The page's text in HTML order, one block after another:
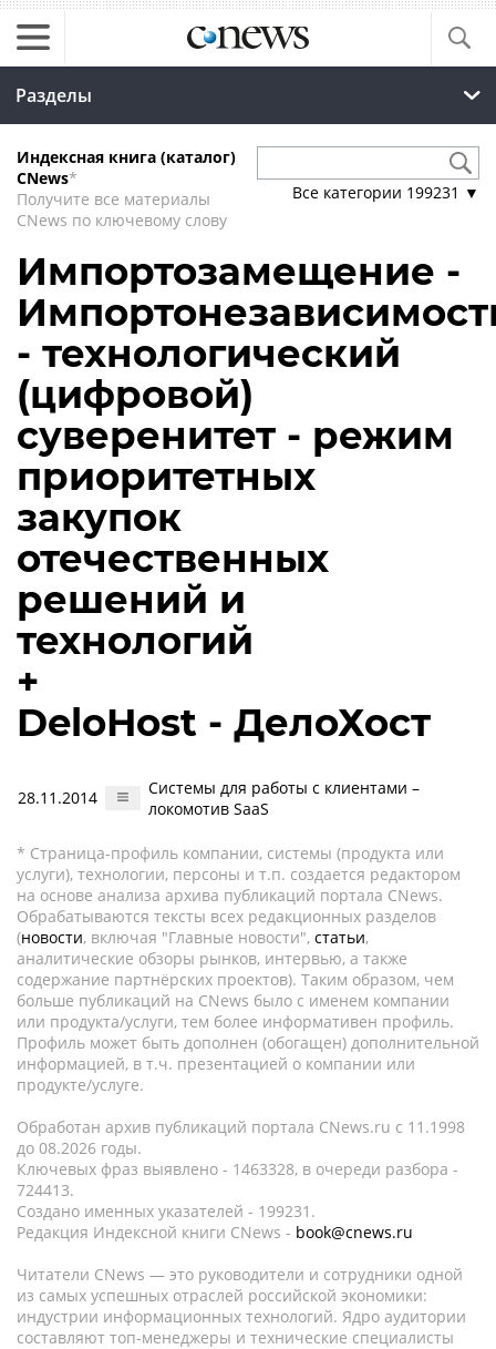
Разделы
Индексная книга (каталог)
CNews*
Получите все материалы
CNews по ключевому слову
Все категории 199231 ▼
Импортозамещение -
- технологический
(цифровой)
суверенитет - режим
приоритетных
закупок
отечественных
решений и
технологий
+
DeloHost - ДелоХост
28.11.2014
Системы для работы с клиентами –
локомотив SaaS
* Страница-профиль компании, системы (продукта или
услуги), технологии, персоны и т.п. создается редактором
на основе анализа архива публикаций портала CNews.
Обрабатываются тексты всех редакционных разделов
(новости, включая "Главные новости", статьи,
аналитические обзоры рынков, интервью, а также
содержание партнёрских проектов). Таким образом, чем
больше публикаций на CNews было с именем компании
или продукта/услуги, тем более информативен профиль.
Профиль может быть дополнен (обогащен) дополнительной
информацией, в т.ч. презентацией о компании или
продукте/услуге.
Обработан архив публикаций портала CNews.ru c 11.1998
до 08.2026 годы.
Ключевых фраз выявлено - 1463328, в очереди разбора -
724413.
Создано именных указателей - 199231.
Редакция Индексной книги CNews - book@cnews.ru
Читатели CNews — это руководители и сотрудники одной
из самых успешных отраслей российской экономики:
индустрии информационных технологий. Ядро аудитории
составляют топ-менеджеры и технические специалисты